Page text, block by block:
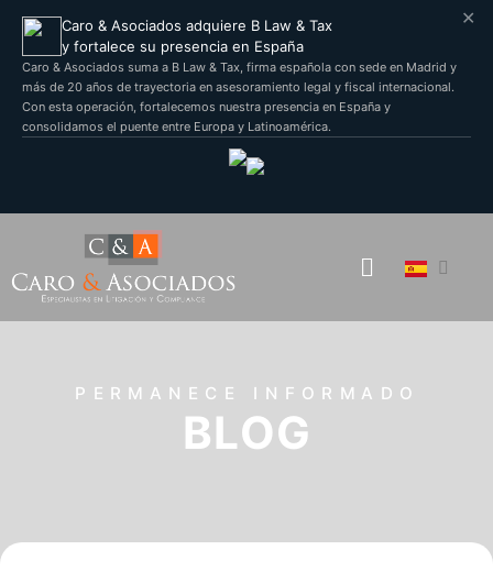
✕
Caro & Asociados adquiere B Law & Tax
y fortalece su presencia en España
Caro & Asociados suma a B Law & Tax, firma española con sede en Madrid y
más de 20 años de trayectoria en asesoramiento legal y fiscal internacional.
Con esta operación, fortalecemos nuestra presencia en España y
consolidamos el puente entre Europa y Latinoamérica.
PERMANECE INFORMADO
BLOG